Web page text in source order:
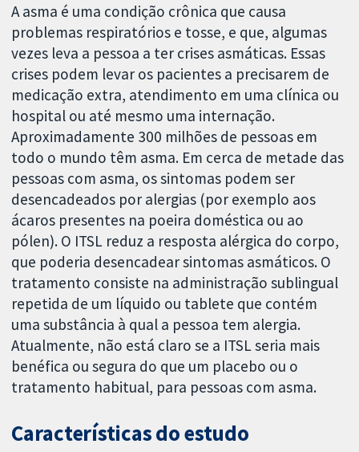
A asma é uma condição crônica que causa
problemas respiratórios e tosse, e que, algumas
vezes leva a pessoa a ter crises asmáticas. Essas
crises podem levar os pacientes a precisarem de
medicação extra, atendimento em uma clínica ou
hospital ou até mesmo uma internação.
Aproximadamente 300 milhões de pessoas em
todo o mundo têm asma. Em cerca de metade das
pessoas com asma, os sintomas podem ser
desencadeados por alergias (por exemplo aos
ácaros presentes na poeira doméstica ou ao
pólen). O ITSL reduz a resposta alérgica do corpo,
que poderia desencadear sintomas asmáticos. O
tratamento consiste na administração sublingual
repetida de um líquido ou tablete que contém
uma substância à qual a pessoa tem alergia.
Atualmente, não está claro se a ITSL seria mais
benéfica ou segura do que um placebo ou o
tratamento habitual, para pessoas com asma.
Características do estudo